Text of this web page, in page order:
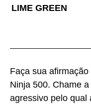
Faça sua
Ninja 500. Chame
agressivo pelo qual
LIME GREEN